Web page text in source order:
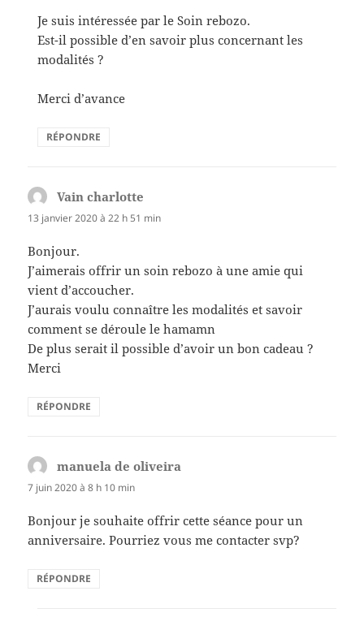
Je suis intéressée par le Soin rebozo.
Est-il possible d’en savoir plus concernant les
modalités ?
Merci d’avance
RÉPONDRE
Vain charlotte
13 janvier 2020 à 22 h 51 min
Bonjour.
J’aimerais offrir un soin rebozo à une amie qui
vient d’accoucher.
J’aurais voulu connaître les modalités et savoir
comment se déroule le hamamn
De plus serait il possible d’avoir un bon cadeau ?
Merci
RÉPONDRE
manuela de oliveira
7 juin 2020 à 8 h 10 min
Bonjour je souhaite offrir cette séance pour un
anniversaire. Pourriez vous me contacter svp?
RÉPONDRE